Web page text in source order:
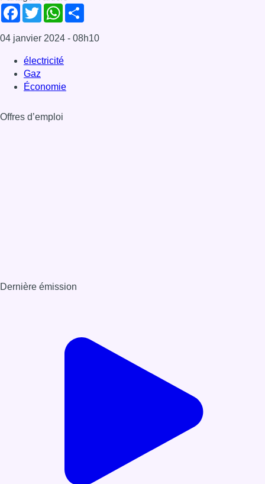
Facebook
TwitterWhatsApp
04 janvier 2024 - 08h10
électricité
Gaz
Économie
Offres d’emploi
Dernière émission